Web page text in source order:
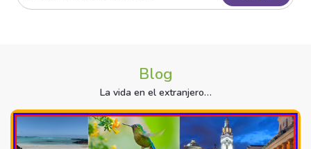
Blog
La vida en el extranjero…